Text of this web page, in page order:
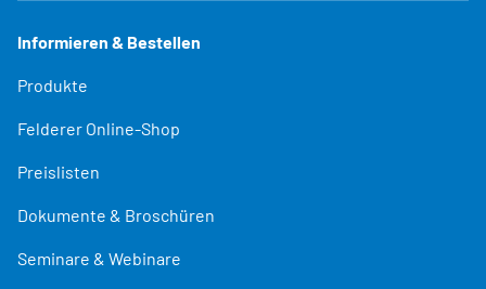
Informieren & Bestellen
Produkte
Felderer Online-Shop
Preislisten
Dokumente & Broschüren
Seminare & Webinare